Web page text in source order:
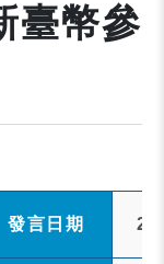
臺幣參
發言日期